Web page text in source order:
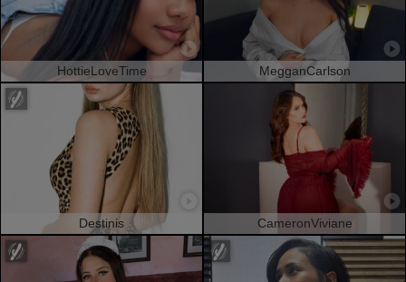
HottieLoveTime MegganCarlson
Destinis CameronViviane